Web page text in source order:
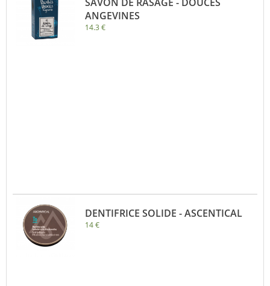
ANGEVINES
14.3 €
DENTIFRICE SOLIDE - ASCENTICAL
14 €